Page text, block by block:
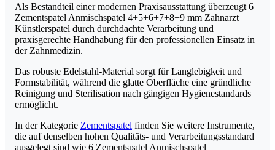
Als Bestandteil einer modernen Praxisausstattung überzeugt 6
Zementspatel Anmischspatel 4+5+6+7+8+9 mm Zahnarzt
Künstlerspatel durch durchdachte Verarbeitung und
praxisgerechte Handhabung für den professionellen Einsatz in
der Zahnmedizin.
Das robuste Edelstahl-Material sorgt für Langlebigkeit und
Formstabilität, während die glatte Oberfläche eine gründliche
Reinigung und Sterilisation nach gängigen Hygienestandards
ermöglicht.
In der Kategorie Zementspatel finden Sie weitere Instrumente,
die auf denselben hohen Qualitäts- und Verarbeitungsstandard
ausgelegt sind wie 6 Zementspatel Anmischspatel